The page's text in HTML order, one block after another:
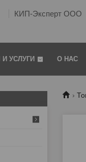
КИП-Эксперт ООО
УСЛУГИ О НАС